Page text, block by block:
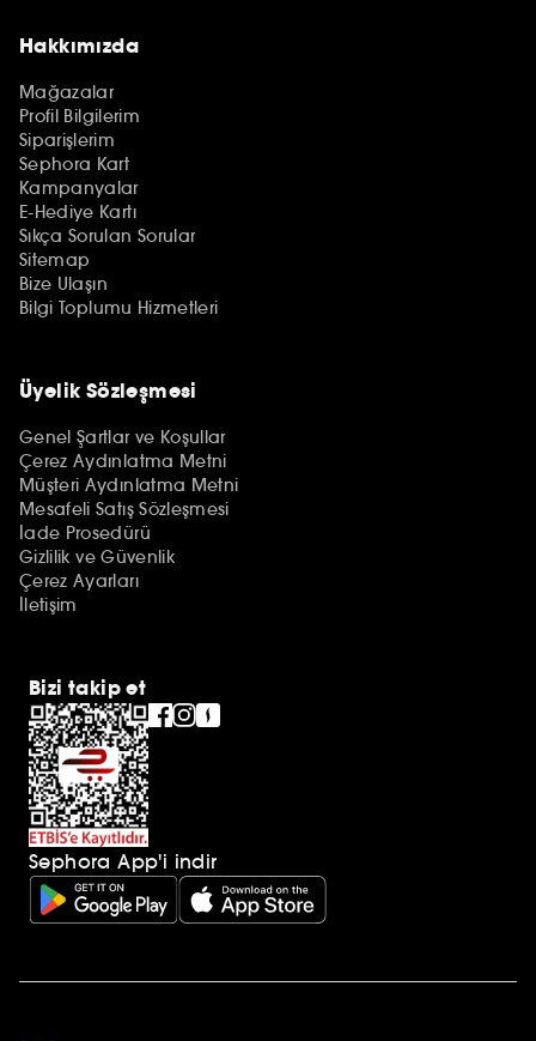
Hakkımızda
Mağazalar
Profil Bilgilerim
Siparişlerim
Sephora Kart
Kampanyalar
E-Hediye Kartı
Sıkça Sorulan Sorular
Sitemap
Bize Ulaşın
Bilgi Toplumu Hizmetleri
Üyelik Sözleşmesi
Genel Şartlar ve Koşullar
Çerez Aydınlatma Metni
Müşteri Aydınlatma Metni
Mesafeli Satış Sözleşmesi
İade Prosedürü
Gizlilik ve Güvenlik
Çerez Ayarları
İletişim
Bizi takip et
Sephora App'i indir